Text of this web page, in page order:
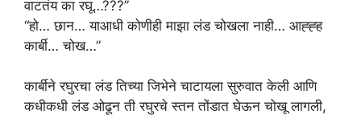
वाटतंय का रघू…???”
“हो… छान… याआधी कोणीही माझा लंड चोखला नाही… आह्ह्ह
कार्बी… चोख…”
कार्बीने रघुरचा लंड तिच्या जिभेने चाटायला सुरुवात केली आणि
कधीकधी लंड ओढून ती रघुरचे स्तन तोंडात घेऊन चोखू लागली,